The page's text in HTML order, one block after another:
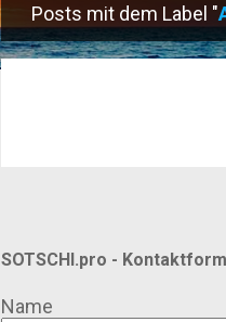
P
o
Posts mit dem Label "
SOTSCHI.pro -
Name